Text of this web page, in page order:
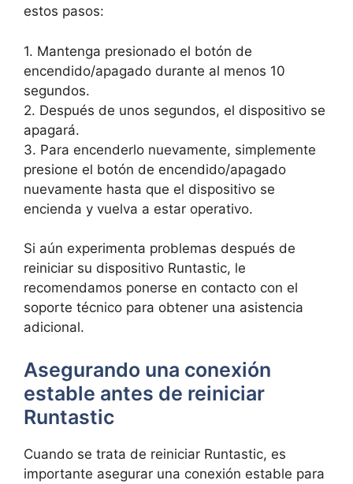
estos pasos:
1. Mantenga presionado​ el botón de
encendido/apagado durante al menos 10
segundos.
2. ⁣Después de unos segundos, el dispositivo ⁣se
apagará.
3. Para encenderlo nuevamente, simplemente ​
presione el botón de encendido/apagado
nuevamente hasta que‍ el dispositivo se
encienda​ y vuelva a⁣ estar‌ operativo.
Si aún experimenta problemas‍ después de
reiniciar su dispositivo Runtastic,⁢ le
recomendamos ponerse en contacto⁤ con el
soporte técnico para ⁢obtener una asistencia
adicional.
Asegurando una conexión
estable ​antes de reiniciar
‌Runtastic
Cuando se trata de reiniciar ‌Runtastic, es
importante asegurar una conexión estable⁣ para